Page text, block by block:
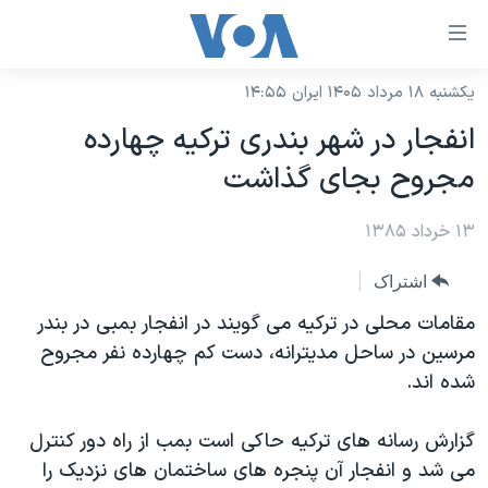
لینکهای
دسترسی
جهش
محتوای
اصلی
صفحه
اصلی
جهش
به
جستجو
نسخه سبک وب‌سایت
موضوع ها
ایران
آمریکا
جهان
ورزشی
گزیده‌ها
ویژه برنامه‌ها
ویدیوها
برنامه های تلویزیونی
جدول برنامه ها
صفحه‌های ویژه
جام جهانی ۲۰۲۶
عملیات خشم حماسی
۲۵۰سالگی آمریکا
بایگانی برنامه‌های تلویزیونی
فرکانس‌های صدای آمریکا
پخش رادیویی
یادگیری زبان انگلیسی
یکشنبه ۱۸ مرداد ۱۴۰۵ ایران ۱۴:۵۵
انفجار در شهر بندری ترکيه چهارده
مجروح بجای گذاشت
۱۳ خرداد ۱۳۸۵
اشتراک
مقامات محلی در ترکیه می گویند در انفجار بمبی در بندر
مرسین در ساحل مدیترانه، دست کم چهارده نفر مجروح
شده اند.
گزارش رسانه های ترکیه حاکی است بمب از راه دور کنترل
می شد و انفجار آن پنجره های ساختمان های نزدیک را